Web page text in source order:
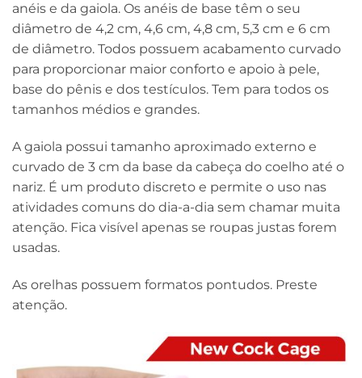
anéis e da gaiola. Os anéis de base têm o seu
diâmetro de 4,2 cm, 4,6 cm, 4,8 cm, 5,3 cm e 6 cm
de diâmetro. Todos possuem acabamento curvado
para proporcionar maior conforto e apoio à pele,
base do pênis e dos testículos. Tem para todos os
tamanhos médios e grandes.
A gaiola possui tamanho aproximado externo e
curvado de 3 cm da base da cabeça do coelho até o
nariz. É um produto discreto e permite o uso nas
atividades comuns do dia-a-dia sem chamar muita
atenção. Fica visível apenas se roupas justas forem
usadas.
As orelhas possuem formatos pontudos. Preste
atenção.